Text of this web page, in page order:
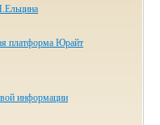
платформа Юрайт
информации